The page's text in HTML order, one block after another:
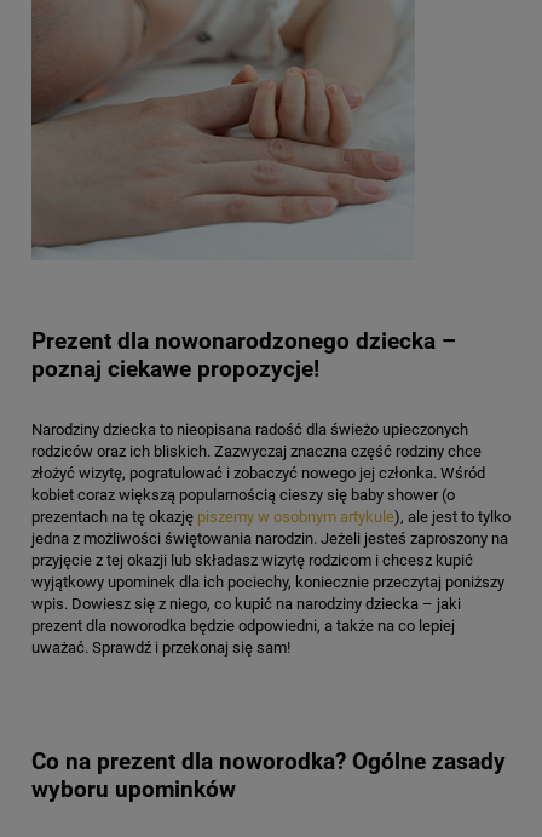
Prezent dla nowonarodzonego dziecka –
poznaj ciekawe propozycje!
Narodziny dziecka to nieopisana radość dla świeżo upieczonych
rodziców oraz ich bliskich. Zazwyczaj znaczna część rodziny chce
złożyć wizytę, pogratulować i zobaczyć nowego jej członka. Wśród
kobiet coraz większą popularnością cieszy się baby shower (o
prezentach na tę okazję piszemy w osobnym artykule), ale jest to tylko
jedna z możliwości świętowania narodzin. Jeżeli jesteś zaproszony na
przyjęcie z tej okazji lub składasz wizytę rodzicom i chcesz kupić
wyjątkowy upominek dla ich pociechy, koniecznie przeczytaj poniższy
wpis. Dowiesz się z niego, co kupić na narodziny dziecka – jaki
prezent dla noworodka będzie odpowiedni, a także na co lepiej
uważać. Sprawdź i przekonaj się sam!
Co na prezent dla noworodka? Ogólne zasady
wyboru upominków